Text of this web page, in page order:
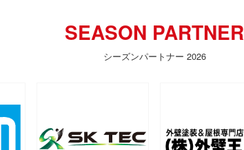
SEASON PARTNER
シーズンパートナー 2026